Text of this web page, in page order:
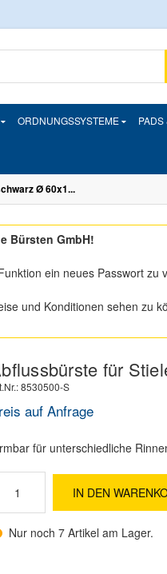
ORDNUNGSSYSTEME
Ø 60x1...
Bürsten GmbH!
ein neues Passwort
und Konditionen sehen zu
für
8530500-S
auf Anfrage
für unterschiedliche
IN DEN
Nur noch 7 Artikel am Lager.